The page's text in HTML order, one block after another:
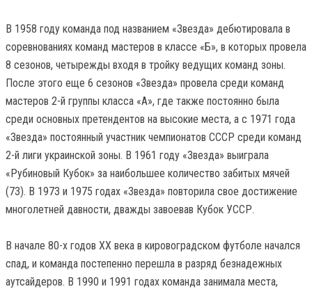
В 1958 году команда под названием «Звезда» дебютировала в
соревнованиях команд мастеров в классе «Б», в которых провела
8 сезонов, четырежды входя в тройку ведущих команд зоны.
После этого еще 6 сезонов «Звезда» провела среди команд
мастеров 2-й группы класса «А», где также постоянно была
среди основных претендентов на высокие места, а с 1971 года
«Звезда» постоянный участник чемпионатов СССР среди команд
2-й лиги украинской зоны. В 1961 году «Звезда» выиграла
«Рубиновый Кубок» за наибольшее количество забитых мячей
(73). В 1973 и 1975 годах «Звезда» повторила свое достижение
многолетней давности, дважды завоевав Кубок УССР.
В начале 80-х годов XX века в кировоградском футболе начался
спад, и команда постепенно перешла в разряд безнадежных
аутсайдеров. В 1990 и 1991 годах команда занимала места,